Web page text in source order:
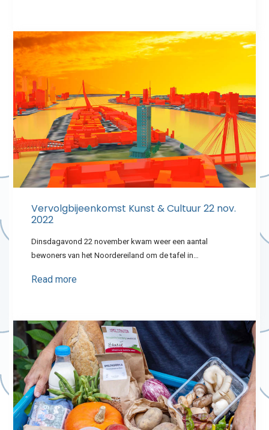
Vervolgbijeenkomst Kunst & Cultuur 22 nov.
2022
Dinsdagavond 22 november kwam weer een aantal
bewoners van het Noordereiland om de tafel in…
Read more